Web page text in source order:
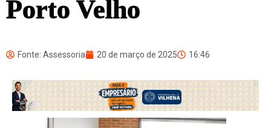
Porto Velho
Fonte: Assessoria 20 de março de 2025 16:46